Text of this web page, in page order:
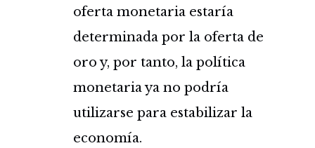
oferta monetaria estaría
determinada por la oferta de
oro y, por tanto, la política
monetaria ya no podría
utilizarse para estabilizar la
economía.